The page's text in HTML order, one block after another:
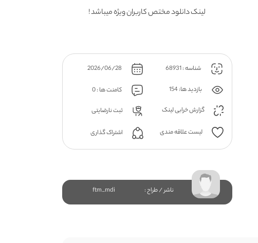
لینک دانلود مختص کاربران ویژه میباشد !
شناسه : 68931
بازدید ها: 154
کامنت ها : 0
گزارش خرابی لینک
ثبت نارضایتی
لیست علاقه مندی اشتراک گذاری
ناشر / طراح : ftm_mdi